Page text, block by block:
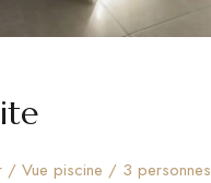
/ Vue piscine / 3 personnes